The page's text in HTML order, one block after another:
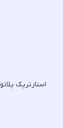
استارترپک پلاتو